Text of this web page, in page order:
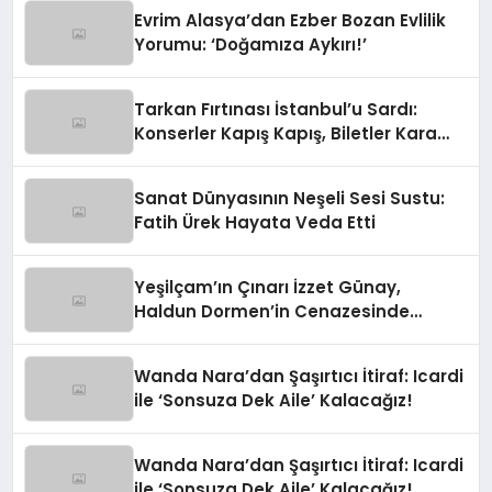
Evrim Alasya’dan Ezber Bozan Evlilik
Yorumu: ‘Doğamıza Aykırı!’
Tarkan Fırtınası İstanbul’u Sardı:
Konserler Kapış Kapış, Biletler Kara
Sanat Dünyasının Neşeli Sesi Sustu:
Fatih Ürek Hayata Veda Etti
Yeşilçam’ın Çınarı İzzet Günay,
Haldun Dormen’in Cenazesinde
Wanda Nara’dan Şaşırtıcı İtiraf: Icardi
ile ‘Sonsuza Dek Aile’ Kalacağız!
Wanda Nara’dan Şaşırtıcı İtiraf: Icardi